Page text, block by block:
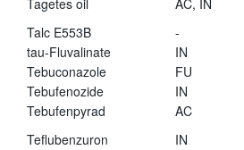
Tagetes oil AC, IN
Talc E553B
-
tau-Fluvalinate
IN
Tebuconazole
FU
Tebufenozide
IN
Tebufenpyrad
AC
Teflubenzuron
IN